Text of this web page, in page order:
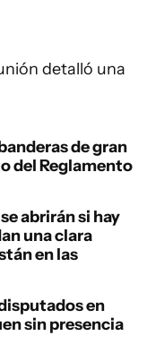
detalló una
de gran
del Reglamento
abrirán si hay
una clara
en las
en
sin presencia